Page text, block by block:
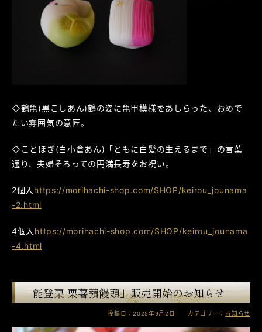
◇鶴亀(黒こしあん)鶴の姿に亀甲模様をあしらった、おめで
たい雰囲気の意匠。
◇ことほぎ(白小倉あん)「ともに白髪の生えるまで」の言葉
通り、夫婦そろっての円満長寿をお祝い。
2個入 https://morihachi-shop.com/SHOP/keirou_jounama
-2.html
4個入 https://morihachi-shop.com/SHOP/keirou_jounama
-4.html
「能登栗 栗薯蕷饅頭」販売開始のお知らせ
投稿日：2025年9月2日 カテゴリー： お知らせ